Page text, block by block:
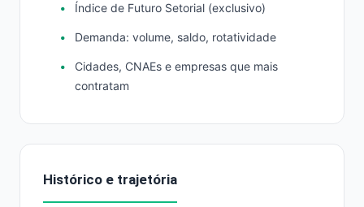
Índice de Futuro Setorial (exclusivo)
Demanda: volume, saldo, rotatividade
Cidades, CNAEs e empresas que mais
contratam
Histórico e trajetória